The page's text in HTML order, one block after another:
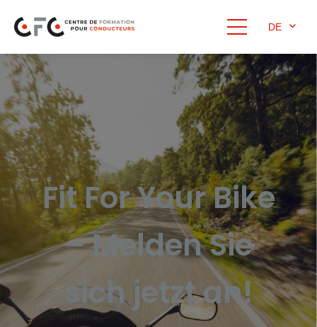
DE
Fit For Your Bike
– Melden Sie
sich jetzt an!